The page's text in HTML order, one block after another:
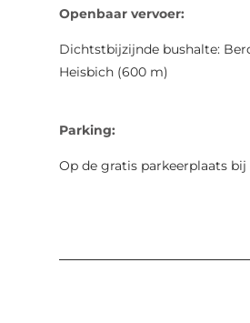
Openbaar vervoer:
Dichtstbijzijnde bushalte:
Heisbich (600 m)
Parking:
Op de gratis parkeerplaats